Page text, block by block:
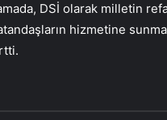
DSİ olarak milletin
hizmetine